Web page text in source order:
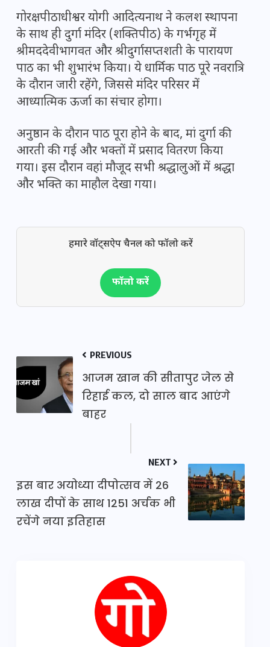
गोरक्षपीठाधीश्वर योगी आदित्यनाथ ने कलश स्थापना
के साथ ही दुर्गा मंदिर (शक्तिपीठ) के गर्भगृह में
श्रीमददेवीभागवत और श्रीदुर्गासप्तशती के पारायण
पाठ का भी शुभारंभ किया। ये धार्मिक पाठ पूरे नवरात्रि
के दौरान जारी रहेंगे, जिससे मंदिर परिसर में
आध्यात्मिक ऊर्जा का संचार होगा।
अनुष्ठान के दौरान पाठ पूरा होने के बाद, मां दुर्गा की
आरती की गई और भक्तों में प्रसाद वितरण किया
गया। इस दौरान वहां मौजूद सभी श्रद्धालुओं में श्रद्धा
और भक्ति का माहौल देखा गया।
हमारे वॉट्सऐप चैनल को फॉलो करें
फॉलो करें
PREVIOUS
आजम खान की सीतापुर जेल से
रिहाई कल, दो साल बाद आएंगे
बाहर
NEXT
इस बार अयोध्या दीपोत्सव में 26
लाख दीपों के साथ 1251 अर्चक भी
रचेंगे नया इतिहास